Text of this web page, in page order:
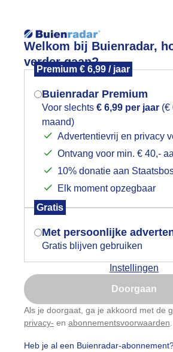
Welkom bij Buienradar,
verder gaan?
Premium € 6,99 / jaar
Buienradar Premium
Voor slechts € 6,99 per jaar (€
maand)
Advertentievrij en privacy
Ontvang voor min. € 40,-
10% donatie aan
Elk moment opzegbaar
Gratis
Met persoonlijke
Gratis blijven gebruiken
Instellingen
Doorgaan
Als je doorgaat, ga je akkoord met de
privacy- en abonnementsvoorwaarden
Heb je al een Buienradar-
Foto en video
Mogen we je locatie
het weer?
Indien je hier nog geen
gegeven, verschijnt er zo
je browser waarin deze
gevraagd wordt.
Is goed, toon de
Nu niet, misschien
Gebruik je Safari en wil je niet elke
Klikhierom dit aan te